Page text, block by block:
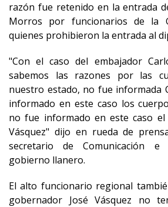
razón fue retenido en la entrada
Morros por funcionarios de la
quienes prohibieron la entrada al
"Con el caso del embajador
sabemos las razones por las
nuestro estado, no fue informada
informado en este caso los
no fue informado en este caso el
Vásquez" dijo en rueda de
secretario de Comunicación e
gobierno llanero.
El alto funcionario regional
gobernador José Vásquez no